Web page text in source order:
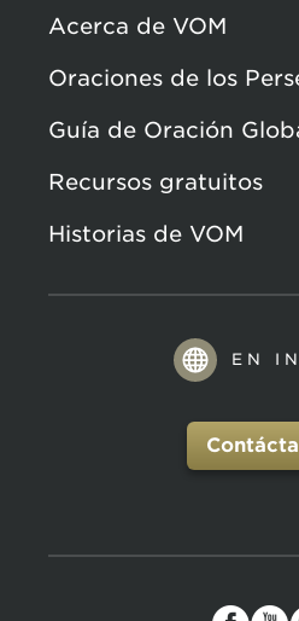
Acerca de VOM
Oraciones de los
Guía de Oración
Recursos gratuitos
Historias de VOM
EN